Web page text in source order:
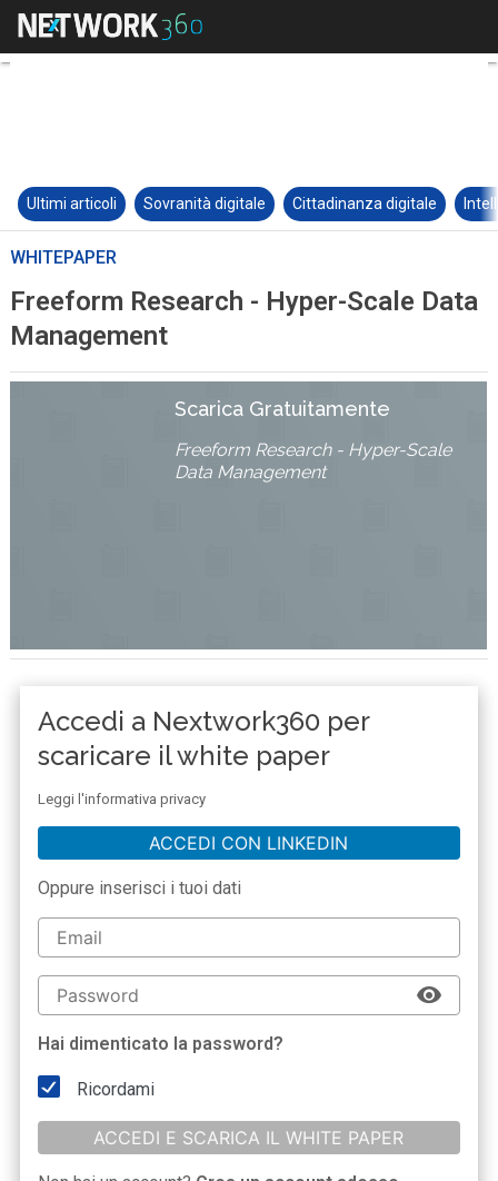
Ultimi articoli Sovranità digitale Cittadinanza digitale
WHITEPAPER
Freeform Research - Hyper-Scale Data
Management
Scarica Gratuitamente
Freeform Research - Hyper-Scale
Data Management
Accedi a Nextwork360 per
scaricare il white paper
Leggi l'informativa privacy
ACCEDI CON LINKEDIN
Oppure inserisci i tuoi dati
Hai dimenticato la password?
Ricordami
ACCEDI E SCARICA IL WHITE PAPER